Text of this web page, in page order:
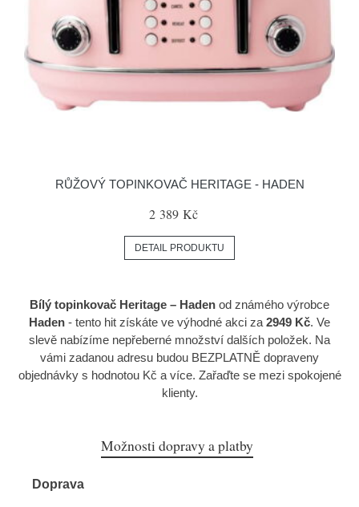
RŮŽOVÝ TOPINKOVAČ HERITAGE - HADEN
2 389 Kč
DETAIL PRODUKTU
Bílý topinkovač Heritage – Haden od známého výrobce
Haden - tento hit získáte ve výhodné akci za 2949 Kč. Ve
slevě nabízíme nepřeberné množství dalších položek. Na
vámi zadanou adresu budou BEZPLATNĚ dopraveny
objednávky s hodnotou Kč a více. Zařaďte se mezi spokojené
klienty.
Možnosti dopravy a platby
Doprava